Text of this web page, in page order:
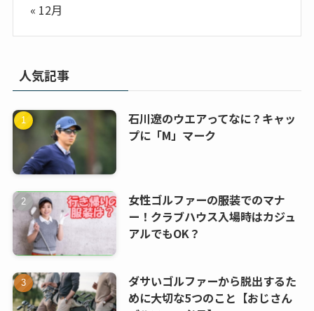
« 12月
人気記事
石川遼のウエアってなに？キャッ
プに「M」マーク
女性ゴルファーの服装でのマナ
ー！クラブハウス入場時はカジュ
アルでもOK？
ダサいゴルファーから脱出するた
めに大切な5つのこと【おじさん